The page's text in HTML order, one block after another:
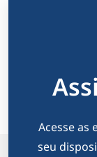
Acesse as
seu